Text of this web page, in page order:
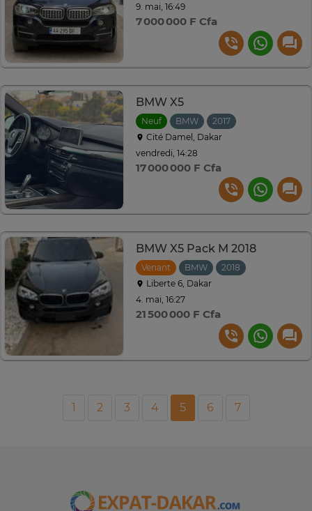
9. mai, 16:49
7 000 000 F Cfa
BMW X5
Neuf BMW 2017
Cité Damel, Dakar
vendredi, 14:28
17 000 000 F Cfa
BMW X5 Pack M 2018
Venant BMW 2018
Liberte 6, Dakar
4. mai, 16:27
21 500 000 F Cfa
1 2 3 4 5 6 7